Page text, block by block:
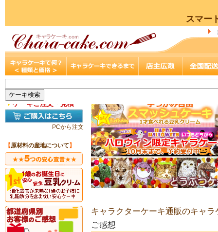
スマー
▼ケーキご注文・見積
PCから注文
【原材料の産地について 】
キャラクターケーキ通販のキャラ
ご感想